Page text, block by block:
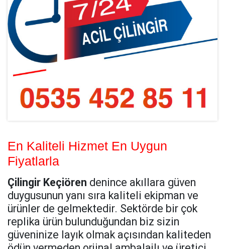
En Kaliteli Hizmet En Uygun
Fiyatlarla
Çilingir Keçiören denince akıllara güven
duygusunun yanı sıra kaliteli ekipman ve
ürünler de gelmektedir. Sektörde bir çok
replika ürün bulunduğundan biz sizin
güveninize layık olmak açısından kaliteden